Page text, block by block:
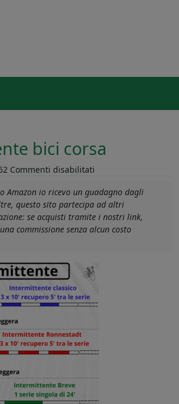
bici corsa
Commenti disabilitati
bici
corsa
Amazon io ricevo un guadagno dagli
questo sito partecipa ad altri
se acquisti tramite i nostri link,
commissione senza alcun costo